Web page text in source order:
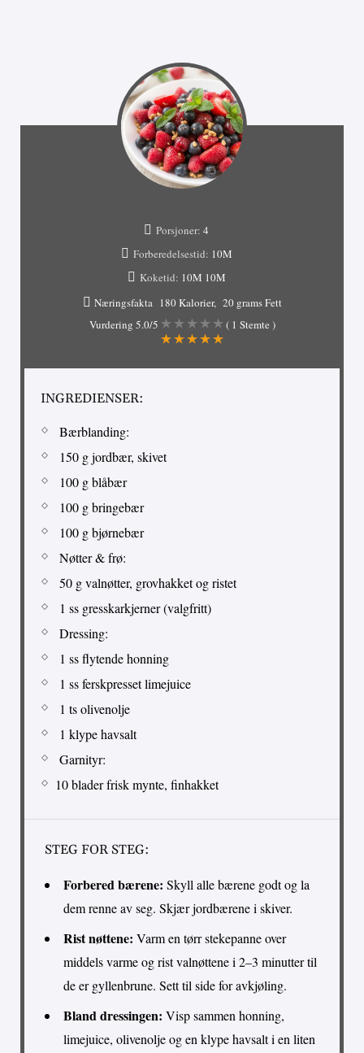
Porsjoner: 4
Forberedelsestid: 10M
Koketid: 10M 10M
Næringsfakta 180 Kalorier
20 grams Fett
Vurdering 5.0/5 ( 1 Stemte )
INGREDIENSER:
Bærblanding:
150 g jordbær, skivet
100 g blåbær
100 g bringebær
100 g bjørnebær
Nøtter & frø:
50 g valnøtter, grovhakket og ristet
1 ss gresskarkjerner (valgfritt)
Dressing:
1 ss flytende honning
1 ss ferskpresset limejuice
1 ts olivenolje
1 klype havsalt
Garnityr:
10 blader frisk mynte, finhakket
STEG FOR STEG:
Forbered bærene: Skyll alle bærene godt og la
dem renne av seg. Skjær jordbærene i skiver.
Rist nøttene: Varm en tørr stekepanne over
middels varme og rist valnøttene i 2–3 minutter til
de er gyllenbrune. Sett til side for avkjøling.
Bland dressingen: Visp sammen honning,
limejuice, olivenolje og en klype havsalt i en liten